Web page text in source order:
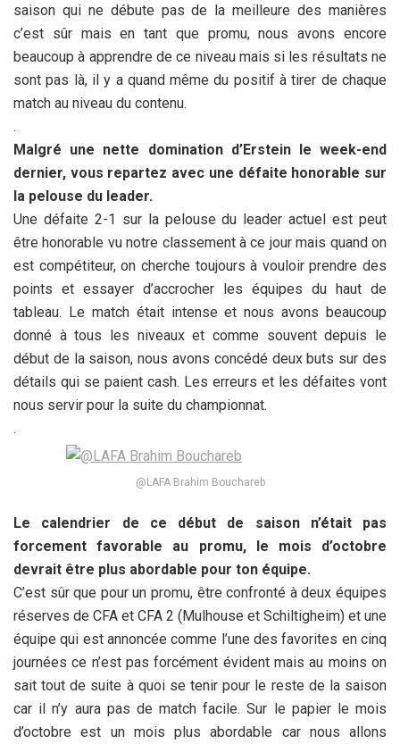
saison qui ne débute pas de la meilleure des manières
c’est sûr mais en tant que promu, nous avons encore
beaucoup à apprendre de ce niveau mais si les résultats ne
sont pas là, il y a quand même du positif à tirer de chaque
match au niveau du contenu.
.
Malgré une nette domination d’Erstein le week-end
dernier, vous repartez avec une défaite honorable sur
la pelouse du leader.
Une défaite 2-1 sur la pelouse du leader actuel est peut
être honorable vu notre classement à ce jour mais quand on
est compétiteur, on cherche toujours à vouloir prendre des
points et essayer d’accrocher les équipes du haut de
tableau. Le match était intense et nous avons beaucoup
donné à tous les niveaux et comme souvent depuis le
début de la saison, nous avons concédé deux buts sur des
détails qui se paient cash. Les erreurs et les défaites vont
nous servir pour la suite du championnat.
.
@LAFA Brahim Bouchareb
Le calendrier de ce début de saison n’était pas
forcement favorable au promu, le mois d’octobre
devrait être plus abordable pour ton équipe.
C’est sûr que pour un promu, être confronté à deux équipes
réserves de CFA et CFA 2 (Mulhouse et Schiltigheim) et une
équipe qui est annoncée comme l’une des favorites en cinq
journées ce n’est pas forcément évident mais au moins on
sait tout de suite à quoi se tenir pour le reste de la saison
car il n’y aura pas de match facile. Sur le papier le mois
d’octobre est un mois plus abordable car nous allons